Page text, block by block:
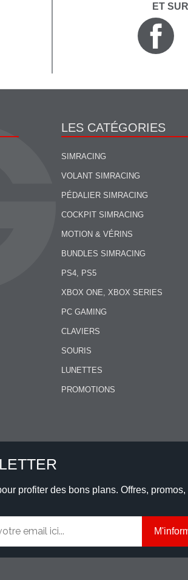
ET
LES CATÉGORIES
SIMRACING
VOLANT SIMRACING
PÉDALIER SIMRACING
COCKPIT SIMRACING
MOTION & VÉRINS
BUNDLES SIMRACING
PS4, PS5
XBOX ONE, XBOX SERIES
PC GAMING
CLAVIERS
SOURIS
LUNETTES
PROMOTIONS
profiter des bons plans. Offres, promos,